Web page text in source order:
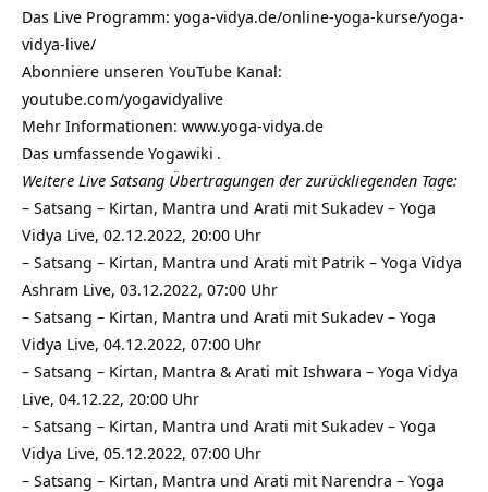
Das Live Programm: yoga-vidya.de/online-yoga-kurse/yoga-
vidya-live/
Abonniere unseren YouTube Kanal:
youtube.com/yogavidyalive
Mehr Informationen: www.yoga-vidya.de
Das umfassende Yogawiki .
Weitere Live Satsang Übertragungen der zurückliegenden Tage:
– Satsang – Kirtan, Mantra und Arati mit Sukadev – Yoga
Vidya Live, 02.12.2022, 20:00 Uhr
– Satsang – Kirtan, Mantra und Arati mit Patrik – Yoga Vidya
Ashram Live, 03.12.2022, 07:00 Uhr
– Satsang – Kirtan, Mantra und Arati mit Sukadev – Yoga
Vidya Live, 04.12.2022, 07:00 Uhr
– Satsang – Kirtan, Mantra & Arati mit Ishwara – Yoga Vidya
Live, 04.12.22, 20:00 Uhr
– Satsang – Kirtan, Mantra und Arati mit Sukadev – Yoga
Vidya Live, 05.12.2022, 07:00 Uhr
– Satsang – Kirtan, Mantra und Arati mit Narendra – Yoga